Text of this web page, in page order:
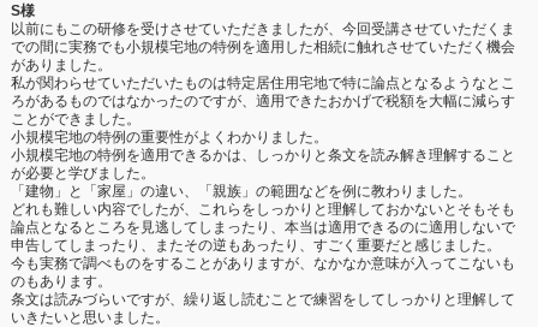
S様
以前にもこの研修を受けさせていただきましたが、今回受講させていただくま
での間に実務でも小規模宅地の特例を適用した相続に触れさせていただく機会
がありました。
私が関わらせていただいたものは特定居住用宅地で特に論点となるようなとこ
ろがあるものではなかったのですが、適用できたおかげで税額を大幅に減らす
ことができました。
小規模宅地の特例の重要性がよくわかりました。
小規模宅地の特例を適用できるかは、しっかりと条文を読み解き理解すること
が必要と学びました。
「建物」と「家屋」の違い、「親族」の範囲などを例に教わりました。
どれも難しい内容でしたが、これらをしっかりと理解しておかないとそもそも
論点となるところを見逃してしまったり、本当は適用できるのに適用しないで
申告してしまったり、またその逆もあったり、すごく重要だと感じました。
今も実務で調べものをすることがありますが、なかなか意味が入ってこないも
のもあります。
条文は読みづらいですが、繰り返し読むことで練習をしてしっかりと理解して
いきたいと思いました。